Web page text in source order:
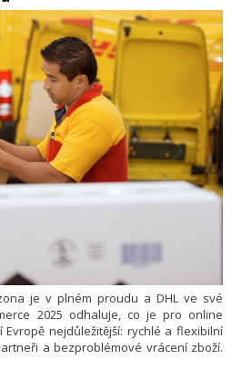
je v plném proudu a DHL ve své
2025 odhaluje, co je pro online
nejdůležitější: rychlé a flexibilní
a bezproblémové vrácení zboží.